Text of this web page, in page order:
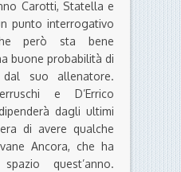
Carotti, Statella e
punto interrogativo
però sta bene
buone probabilità di
dal suo allenatore.
e D’Errico
dagli ultimi
di avere qualche
Ancora, che ha
quest’anno.